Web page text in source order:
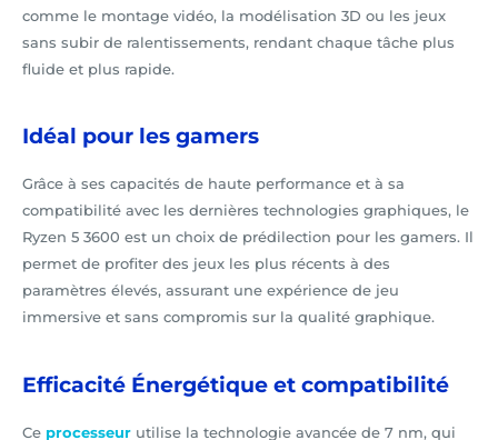
comme le montage vidéo, la modélisation 3D ou les jeux
sans subir de ralentissements, rendant chaque tâche plus
fluide et plus rapide.
Idéal pour les gamers
Grâce à ses capacités de haute performance et à sa
compatibilité avec les dernières technologies graphiques, le
Ryzen 5 3600 est un choix de prédilection pour les gamers. Il
permet de profiter des jeux les plus récents à des
paramètres élevés, assurant une expérience de jeu
immersive et sans compromis sur la qualité graphique.
Efficacité Énergétique et compatibilité
Ce processeur utilise la technologie avancée de 7 nm, qui